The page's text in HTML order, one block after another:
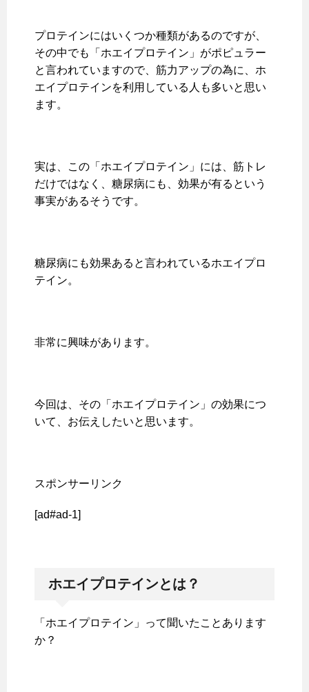
プロテインにはいくつか種類があるのですが、
その中でも「ホエイプロテイン」がポピュラー
と言われていますので、筋力アップの為に、ホ
エイプロテインを利用している人も多いと思い
ます。
実は、この「ホエイプロテイン」には、筋トレ
だけではなく、糖尿病にも、効果が有るという
事実があるそうです。
糖尿病にも効果あると言われているホエイプロ
テイン。
非常に興味があります。
今回は、その「ホエイプロテイン」の効果につ
いて、お伝えしたいと思います。
スポンサーリンク
[ad#ad-1]
ホエイプロテインとは？
「ホエイプロテイン」って聞いたことあります
か？